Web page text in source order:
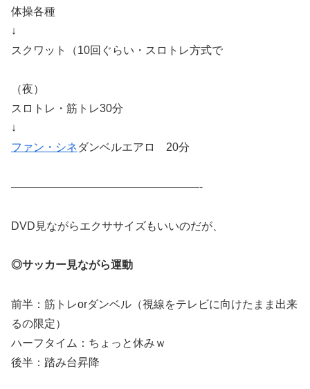
体操各種
↓
スクワット（10回ぐらい・スロトレ方式で
（夜）
スロトレ・筋トレ30分
↓
ファン・シネダンベルエアロ 20分
—————————————————-
DVD見ながらエクササイズもいいのだが、
◎サッカー見ながら運動
前半：筋トレorダンベル（視線をテレビに向けたまま出来
るの限定）
ハーフタイム：ちょっと休みｗ
後半：踏み台昇降